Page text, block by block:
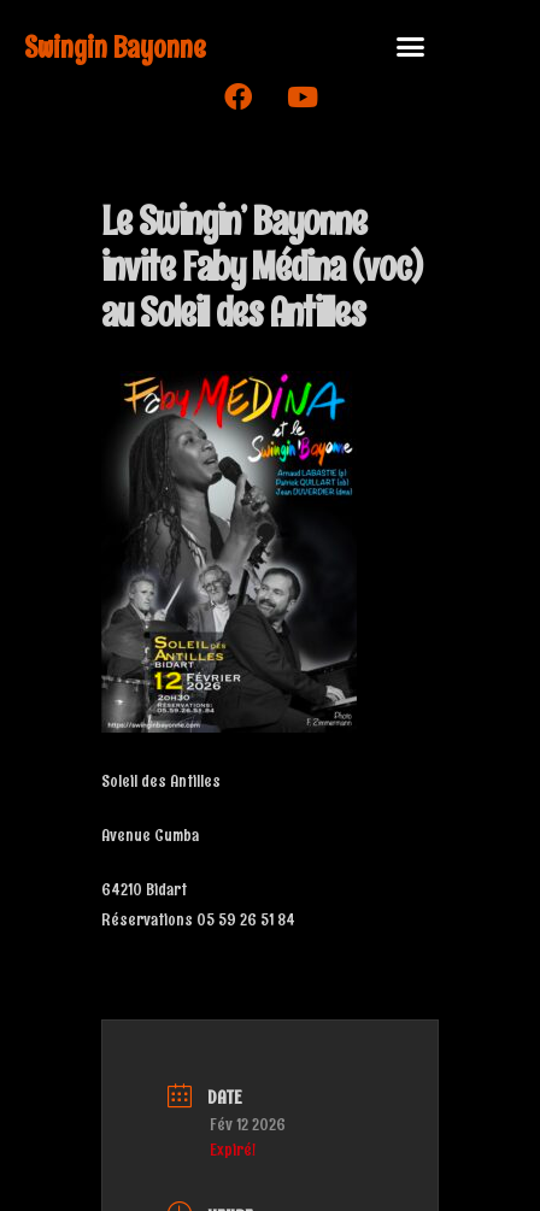
Swingin Bayonne
Le Swingin’ Bayonne
invite Faby Médina (voc)
au Soleil des Antilles
Soleil des Antilles
Avenue Cumba
64210 Bidart
Réservations 05 59 26 51 84
DATE
Fév 12 2026
Expiré!